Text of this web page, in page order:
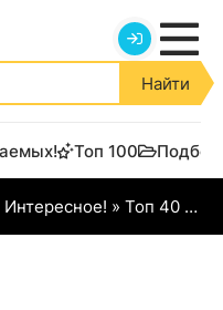
Найти
Топ 100
Интересное! » Топ 40 игр на двоих